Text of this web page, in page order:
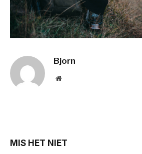
Bjorn
Website
MIS HET NIET